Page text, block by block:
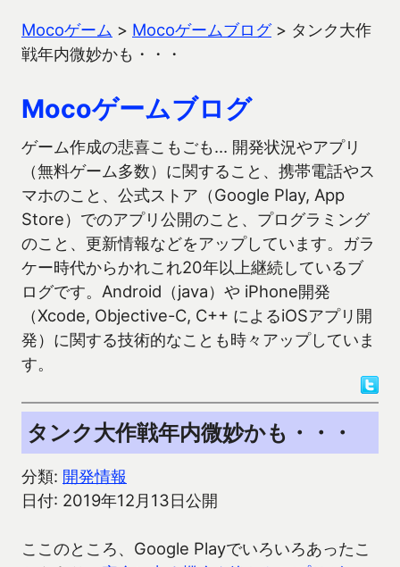
Mocoゲーム > Mocoゲームブログ> タンク大作
戦年内微妙かも・・・
Mocoゲームブログ
ゲーム作成の悲喜こもごも… 開発状況やアプリ
（無料ゲーム多数）に関すること、携帯電話やス
マホのこと、公式ストア（Google Play, App
Store）でのアプリ公開のこと、プログラミング
のこと、更新情報などをアップしています。ガラ
ケー時代からかれこれ20年以上継続しているブ
ログです。Android（java）や iPhone開発
（Xcode, Objective-C, C++ によるiOSアプリ開
発）に関する技術的なことも時々アップしていま
す。
タンク大作戦年内微妙かも・・・
分類: 開発情報
日付: 2019年12月13日公開
ここのところ、Google Playでいろいろあったこ